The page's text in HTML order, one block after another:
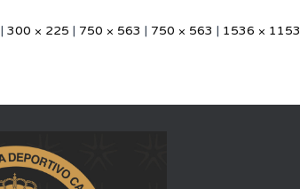
| 300 × 225 | 750 × 563 | 750 × 563 | 1536 × 1153